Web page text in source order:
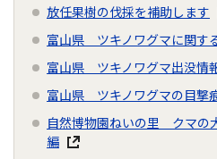
放任果樹の伐採を補助します
富山県 ツキノワグマに関す
富山県 ツキノワグマ出没情
富山県 ツキノワグマの目撃
自然博物園ねいの里 クマの
編